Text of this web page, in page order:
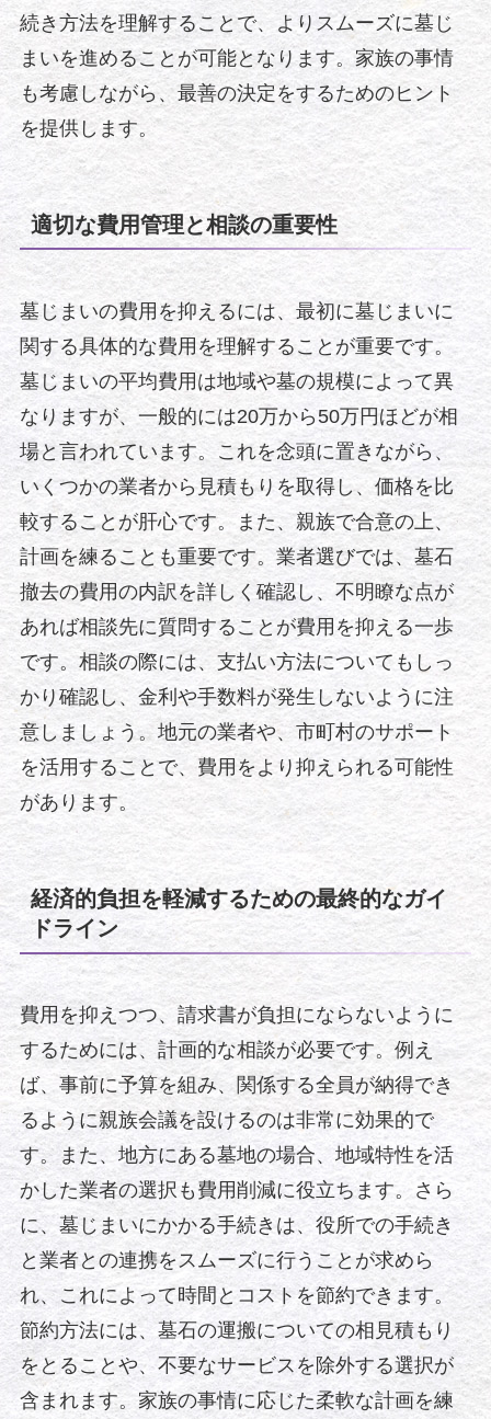
続き方法を理解することで、よりスムーズに墓じ
まいを進めることが可能となります。家族の事情
も考慮しながら、最善の決定をするためのヒント
を提供します。
適切な費用管理と相談の重要性
墓じまいの費用を抑えるには、最初に墓じまいに
関する具体的な費用を理解することが重要です。
墓じまいの平均費用は地域や墓の規模によって異
なりますが、一般的には20万から50万円ほどが相
場と言われています。これを念頭に置きながら、
いくつかの業者から見積もりを取得し、価格を比
較することが肝心です。また、親族で合意の上、
計画を練ることも重要です。業者選びでは、墓石
撤去の費用の内訳を詳しく確認し、不明瞭な点が
あれば相談先に質問することが費用を抑える一歩
です。相談の際には、支払い方法についてもしっ
かり確認し、金利や手数料が発生しないように注
意しましょう。地元の業者や、市町村のサポート
を活用することで、費用をより抑えられる可能性
があります。
経済的負担を軽減するための最終的なガイ
ドライン
費用を抑えつつ、請求書が負担にならないように
するためには、計画的な相談が必要です。例え
ば、事前に予算を組み、関係する全員が納得でき
るように親族会議を設けるのは非常に効果的で
す。また、地方にある墓地の場合、地域特性を活
かした業者の選択も費用削減に役立ちます。さら
に、墓じまいにかかる手続きは、役所での手続き
と業者との連携をスムーズに行うことが求めら
れ、これによって時間とコストを節約できます。
節約方法には、墓石の運搬についての相見積もり
をとることや、不要なサービスを除外する選択が
含まれます。家族の事情に応じた柔軟な計画を練